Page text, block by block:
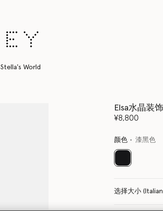
Stella's World
Elsa水晶装
¥8,800
颜色 漆黑色
已选
选择大小